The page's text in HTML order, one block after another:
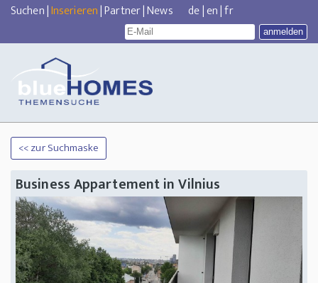
Suchen|Inserieren|Partner|News de|en|fr
<< zur Suchmaske
Business Appartement in Vilnius